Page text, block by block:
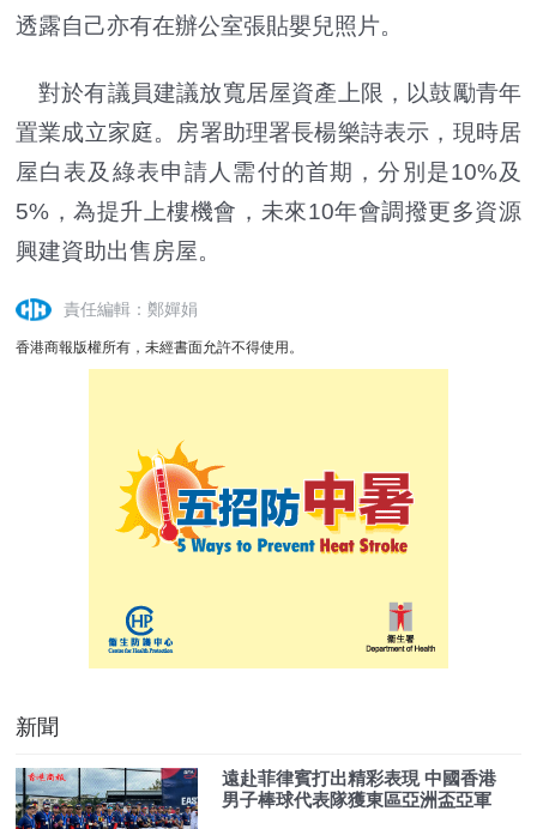
透露自己亦有在辦公室張貼嬰兒照片。
對於有議員建議放寬居屋資產上限，以鼓勵青年
置業成立家庭。房署助理署長楊樂詩表示 ，現時居
屋白表及綠表申請人需付的首期，分別是10%及
5%，為提升上樓機會，未來10年會調撥更多資源
興建資助出售房屋。
責任編輯：鄭嬋娟
香港商報版權所有，未經書面允許不得使用。
新聞
遠赴菲律賓打出精彩表現 中國香港
男子棒球代表隊獲東區亞洲盃亞軍